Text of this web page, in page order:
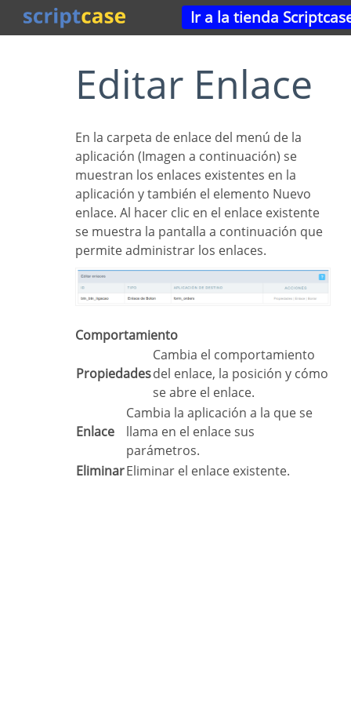
Ir a la tienda
Editar Enlace
En la carpeta de enlace del menú de la
aplicación (Imagen a continuación) se
muestran los enlaces existentes en la
aplicación y también el elemento Nuevo
enlace. Al hacer clic en el enlace existente
se muestra la pantalla a continuación que
permite administrar los enlaces.
Comportamiento
Propiedades
Cambia el comportamiento
del enlace, la posición y cómo
se abre el enlace.
Enlace
Cambia la aplicación a la que se
llama en el enlace sus
parámetros.
Eliminar Eliminar el enlace existente.